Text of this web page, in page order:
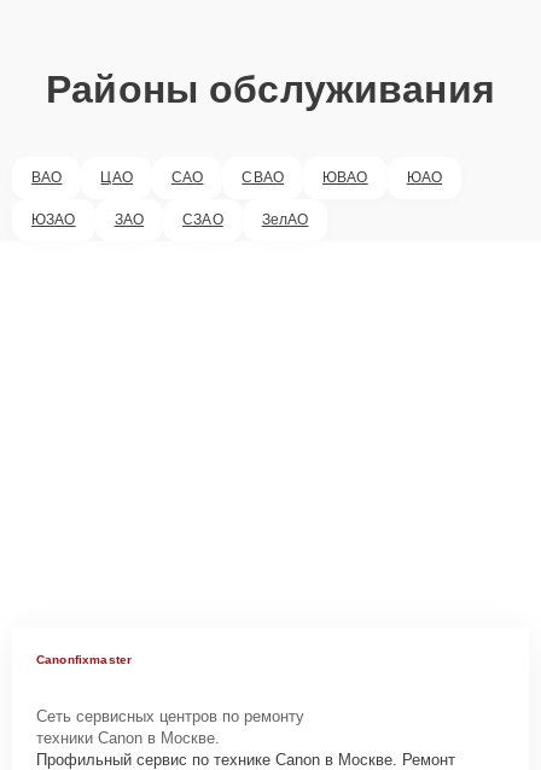
Районы обслуживания
ВАО ЦАО САО СВАО ЮВАО ЮАО
ЮЗАО ЗАО СЗАО ЗелАО
Canonfixmaster
Сеть сервисных центров по ремонту
техники Canon в Москве.
Профильный сервис по технике Canon в Москве. Ремонт